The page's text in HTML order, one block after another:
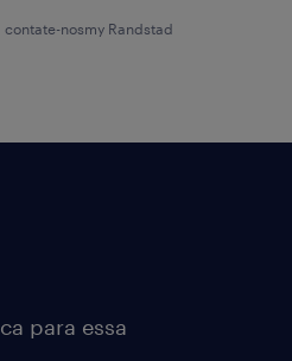
contate-nosmy Randstad
para essa